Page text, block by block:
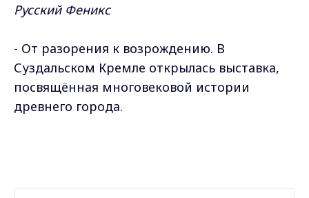
Русский Феникс
- От разорения к возрождению. В
Суздальском Кремле открылась выставка,
посвящённая многовековой истории
древнего города.